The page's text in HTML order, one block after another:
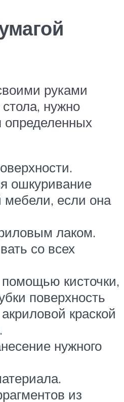
руками
нужно
определенных
ошкуривание
мебели, если она
лаком.
со всех
кисточки,
поверхность
краской
нужного
из